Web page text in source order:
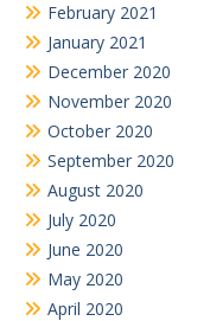
February 2021
January 2021
December 2020
November 2020
October 2020
September 2020
August 2020
July 2020
June 2020
May 2020
April 2020